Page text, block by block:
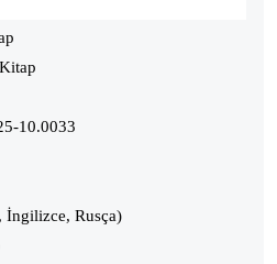
10.0033
İngilizce, Rusça)